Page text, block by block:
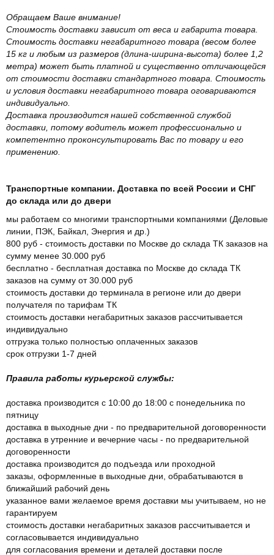
Обращаем Ваше внимание!
Стоимость доставки зависит от веса и габарита товара.
Стоимость доставки негабаритного товара (весом более
15 кг и любым из размеров (длина-ширина-высота) более 1,2
метра) может быть платной и существенно отличающейся
от стоимости доставки стандартного товара. Стоимость
и условия доставки негабаритного товара оговариваются
индивидуально.
Доставка производится нашей собственной службой
доставки, потому водитель может профессионально и
компетентно проконсультировать Вас по товару и его
применению.
Транспортные компании. Доставка по всей России и СНГ
до склада или до двери
мы работаем со многими транспортными компаниями (Деловые
линии, ПЭК, Байкал, Энергия и др.)
800 руб - стоимость доставки по Москве до склада ТК заказов на
сумму менее 30.000 руб
бесплатно - бесплатная доставка по Москве до склада ТК
заказов на сумму от 30.000 руб
стоимость доставки до терминала в регионе или до двери
получателя по тарифам ТК
стоимость доставки негабаритных заказов рассчитывается
индивидуально
отгрузка только полностью оплаченных заказов
срок отгрузки 1-7 дней
Правила работы курьерской службы:
доставка производится с 10:00 до 18:00 с понедельника по
пятницу
доставка в выходные дни - по предварительной договоренности
доставка в утренние и вечерние часы - по предварительной
договоренности
доставка производится до подъезда или проходной
заказы, оформленные в выходные дни, обрабатываются в
ближайший рабочий день
указанное вами желаемое время доставки мы учитываем, но не
гарантируем
стоимость доставки негабаритных заказов рассчитывается и
согласовывается индивидуально
для согласования времени и деталей доставки после